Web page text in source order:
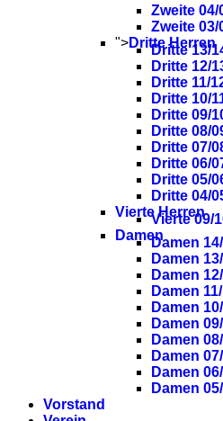
Zweite 04/
Zweite 03/
">Dritte Herren
Dritte 13/
Dritte 12/
Dritte 11/
Dritte 10/
Dritte 09/
Dritte 08/
Dritte 07/
Dritte 06/
Dritte 05/
Dritte 04/
Vierte Herren
Vierte 09/
DamenDamen
Damen
Damen
Damen
Damen
Damen
Damen
Damen
Damen
Damen
Vorstand